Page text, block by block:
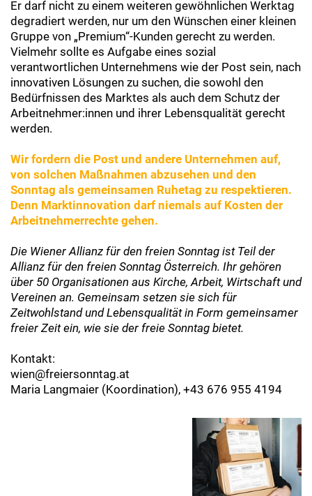
Er darf nicht zu einem weiteren gewöhnlichen Werktag
degradiert werden, nur um den Wünschen einer kleinen
Gruppe von „Premium“-Kunden gerecht zu werden.
Vielmehr sollte es Aufgabe eines sozial
verantwortlichen Unternehmens wie der Post sein, nach
innovativen Lösungen zu suchen, die sowohl den
Bedürfnissen des Marktes als auch dem Schutz der
Arbeitnehmer:innen und ihrer Lebensqualität gerecht
werden.
Wir fordern die Post und andere Unternehmen auf,
von solchen Maßnahmen abzusehen und den
Sonntag als gemeinsamen Ruhetag zu respektieren.
Denn Marktinnovation darf niemals auf Kosten der
Arbeitnehmerrechte gehen.
Die Wiener Allianz für den freien Sonntag ist Teil der
Allianz für den freien Sonntag Österreich. Ihr gehören
über 50 Organisationen aus Kirche, Arbeit, Wirtschaft und
Vereinen an. Gemeinsam setzen sie sich für
Zeitwohlstand und Lebensqualität in Form gemeinsamer
freier Zeit ein, wie sie der freie Sonntag bietet.
Kontakt:
wien@freiersonntag.at
Maria Langmaier (Koordination), +43 676 955 4194